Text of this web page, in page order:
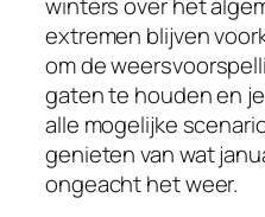
winters over het
extremen blijven
om de
gaten te houden en
alle mogelijke
genieten van wat
ongeacht het weer.